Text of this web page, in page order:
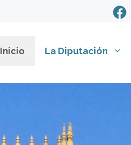
Inicio La Diputación